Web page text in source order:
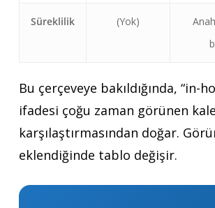
Süreklilik (Yok)
Bu çerçeveye bakıldığında, “in-
ifadesi çoğu zaman görünen
karşılaştırmasından doğar.
eklendiğinde tablo değişir.